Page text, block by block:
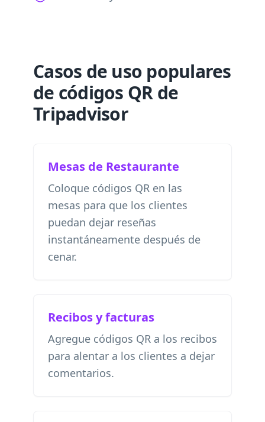
Casos de uso populares
de códigos QR de
Tripadvisor
Mesas de Restaurante
Coloque códigos QR en las
mesas para que los clientes
puedan dejar reseñas
instantáneamente después de
cenar.
Recibos y facturas
Agregue códigos QR a los recibos
para alentar a los clientes a dejar
comentarios.